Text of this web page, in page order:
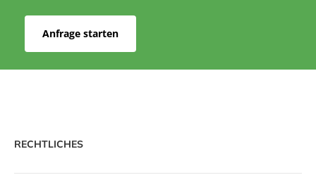
Anfrage starten
RECHTLICHES